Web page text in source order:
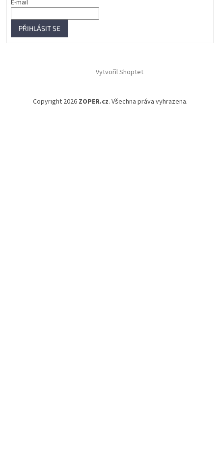
E-mail
PŘIHLÁSIT SE
Vytvořil Shoptet
Copyright 2026 ZOPER.cz. Všechna práva vyhrazena.